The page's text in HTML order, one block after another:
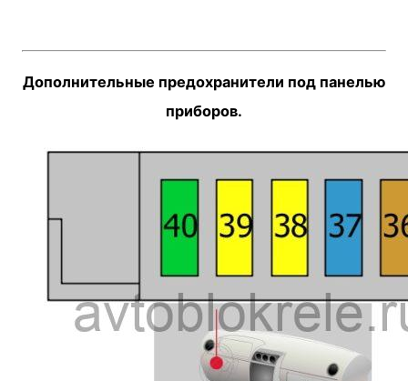
Дополнительные предохранители под панелью
приборов.